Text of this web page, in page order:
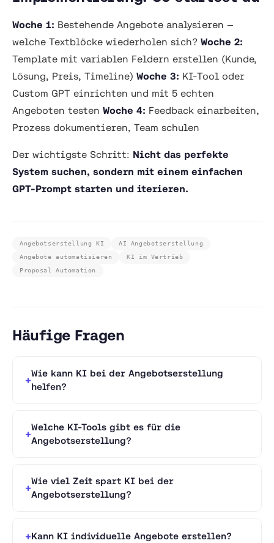
Woche 1: Bestehende Angebote analysieren —
welche Textblöcke wiederholen sich? Woche 2:
Template mit variablen Feldern erstellen (Kunde,
Lösung, Preis, Timeline) Woche 3: KI-Tool oder
Custom GPT einrichten und mit 5 echten
Angeboten testen Woche 4: Feedback einarbeiten,
Prozess dokumentieren, Team schulen
Der wichtigste Schritt: Nicht das perfekte
System suchen, sondern mit einem einfachen
GPT-Prompt starten und iterieren.
Angebotserstellung KI
AI Angebotserstellung
Angebote automatisieren
KI im Vertrieb
Proposal Automation
Häufige Fragen
Wie kann KI bei der Angebotserstellung
helfen?
Welche KI-Tools gibt es für die
Angebotserstellung?
Wie viel Zeit spart KI bei der
Angebotserstellung?
Kann KI individuelle Angebote erstellen?